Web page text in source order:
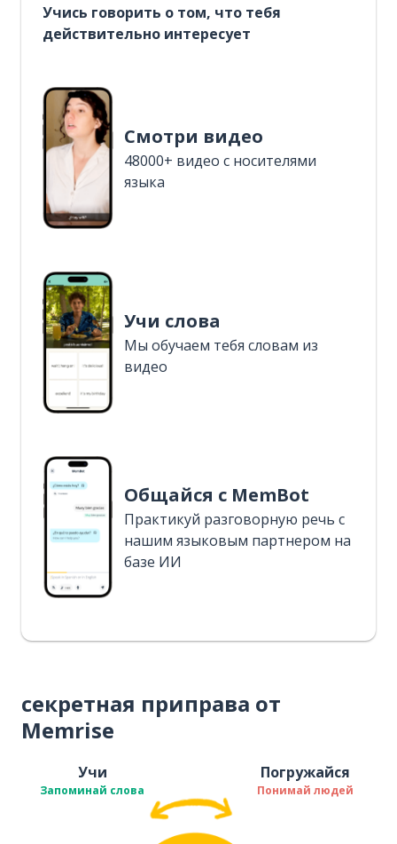
Учись говорить о том, что тебя
действительно интересует
Смотри видео
48000+ видео с носителями
языка
Учи слова
Мы обучаем тебя словам из
видео
Общайся с MemBot
Практикуй разговорную речь с
нашим языковым партнером на
базе ИИ
секретная приправа от
Memrise
Учи
Запоминай слова
Погружайся
Понимай людей